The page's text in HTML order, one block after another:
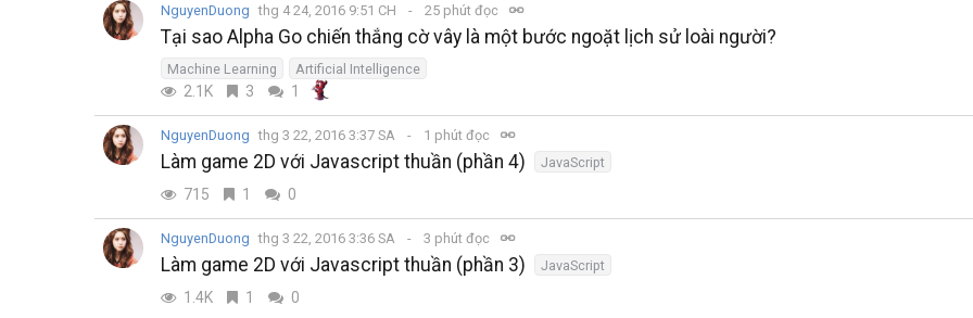
NguyenDuong thg 4 24, 2016 9:51 CH 25 phút đọc
Tại sao Alpha Go chiến thắng cờ vây là một bước ngoặt lịch sử loài người?
Machine Learning Artificial Intelligence
2.1K 3 1
NguyenDuong thg 3 22, 2016 3:37 SA 1 phút đọc
Làm game 2D với Javascript thuần (phần 4) JavaScript
715 1 0
NguyenDuong thg 3 22, 2016 3:36 SA 3 phút đọc
Làm game 2D với Javascript thuần (phần 3) JavaScript
1.4K 1 0